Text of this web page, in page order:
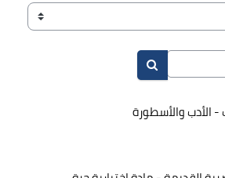
جستجو بین درس‌ها
الأدب والأسطورة